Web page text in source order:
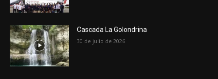
Cascada La Golondrina
30 de julio de 2026